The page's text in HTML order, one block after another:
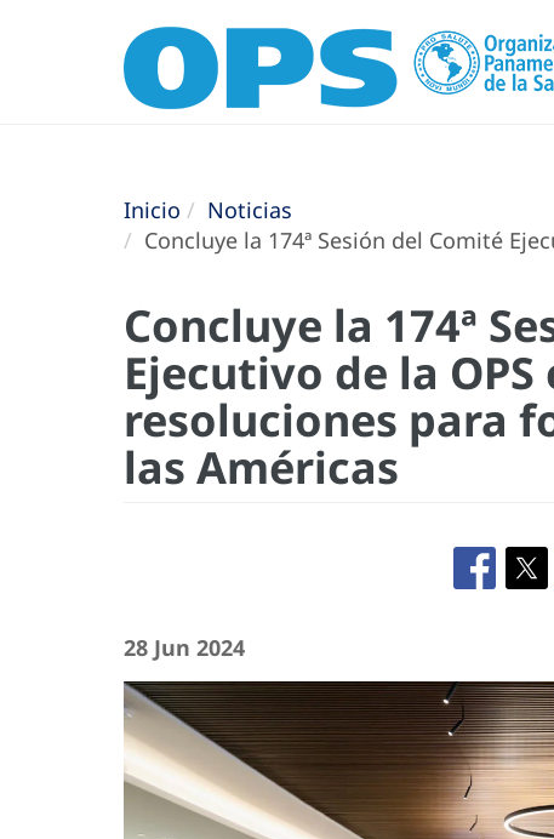
Inicio
Noticias
Concluye la 174ª Sesión del Comité
Concluye la 174ª
Ejecutivo de la
resoluciones para
las Américas
28 Jun 2024